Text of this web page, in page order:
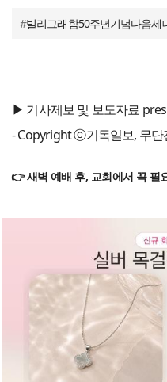
#빌리그래함50주년기념다음세
▶ 기사제보 및 보도자료
- Copyright ⓒ기독일보, 무단
👉 새벽 예배 후, 교회에서 꼭 필